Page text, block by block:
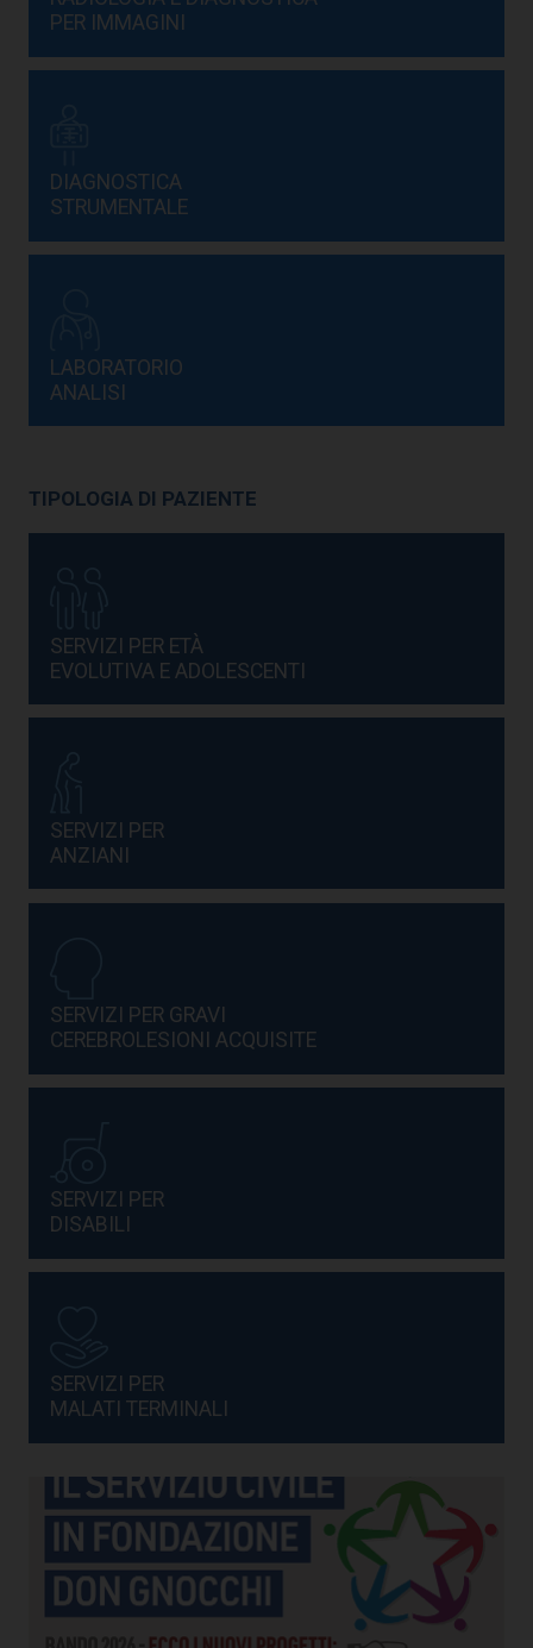
PER IMMAGINI
DIAGNOSTICA
STRUMENTALE
LABORATORIO
ANALISI
TIPOLOGIA DI PAZIENTE
SERVIZI PER ETÀ
EVOLUTIVA E ADOLESCENTI
SERVIZI PER
ANZIANI
SERVIZI PER GRAVI
CEREBROLESIONI ACQUISITE
SERVIZI PER
DISABILI
SERVIZI PER
MALATI TERMINALI